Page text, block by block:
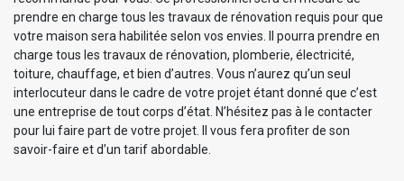
prendre en charge tous les travaux de rénovation requis pour que
votre maison sera habilitée selon vos envies. Il pourra prendre en
charge tous les travaux de rénovation, plomberie, électricité,
toiture, chauffage, et bien d’autres. Vous n’aurez qu’un seul
interlocuteur dans le cadre de votre projet étant donné que c’est
une entreprise de tout corps d’état. N’hésitez pas à le contacter
pour lui faire part de votre projet. Il vous fera profiter de son
savoir-faire et d’un tarif abordable.